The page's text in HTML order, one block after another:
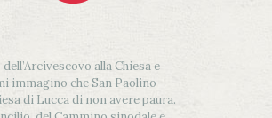
alla Chiesa e
immagino che San Paolino
di Lucca di non avere paura.